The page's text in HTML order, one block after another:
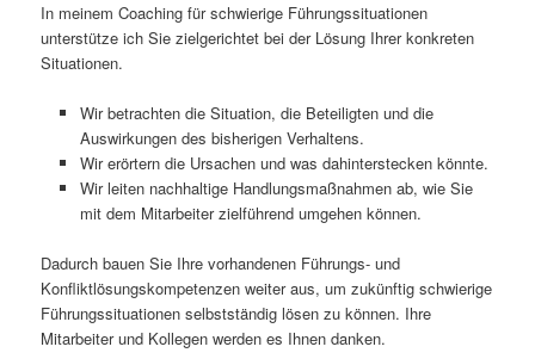
In meinem Coaching für schwierige Führungssituationen
unterstütze ich Sie zielgerichtet bei der Lösung Ihrer konkreten
Situationen.
Wir betrachten die Situation, die Beteiligten und die
Auswirkungen des bisherigen Verhaltens.
Wir erörtern die Ursachen und was dahinterstecken könnte.
Wir leiten nachhaltige Handlungsmaßnahmen ab, wie Sie
mit dem Mitarbeiter zielführend umgehen können.
Dadurch bauen Sie Ihre vorhandenen Führungs- und
Konfliktlösungskompetenzen weiter aus, um zukünftig schwierige
Führungssituationen selbstständig lösen zu können. Ihre
Mitarbeiter und Kollegen werden es Ihnen danken.